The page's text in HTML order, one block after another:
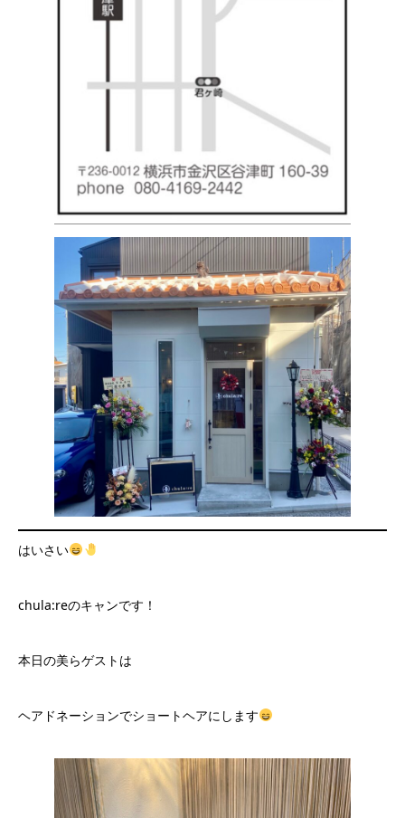
はいさい
chula:reのキャンです！
本日の美らゲストは
ヘアドネーションでショートヘアにします